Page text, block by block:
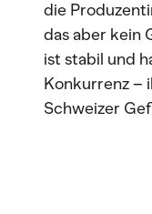
die
das aber kein
ist stabil und
Konkurrenz –
Schweizer